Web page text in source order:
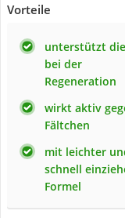
Vorteile
unterstützt
bei der
Regeneration
wirkt aktiv
Fältchen
mit leichter
schnell
Formel